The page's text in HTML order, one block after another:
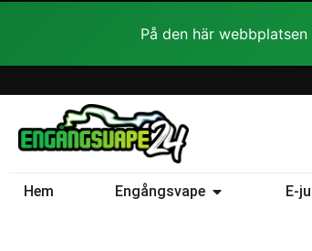
På den här
Hem Engångsvape Öppna E-